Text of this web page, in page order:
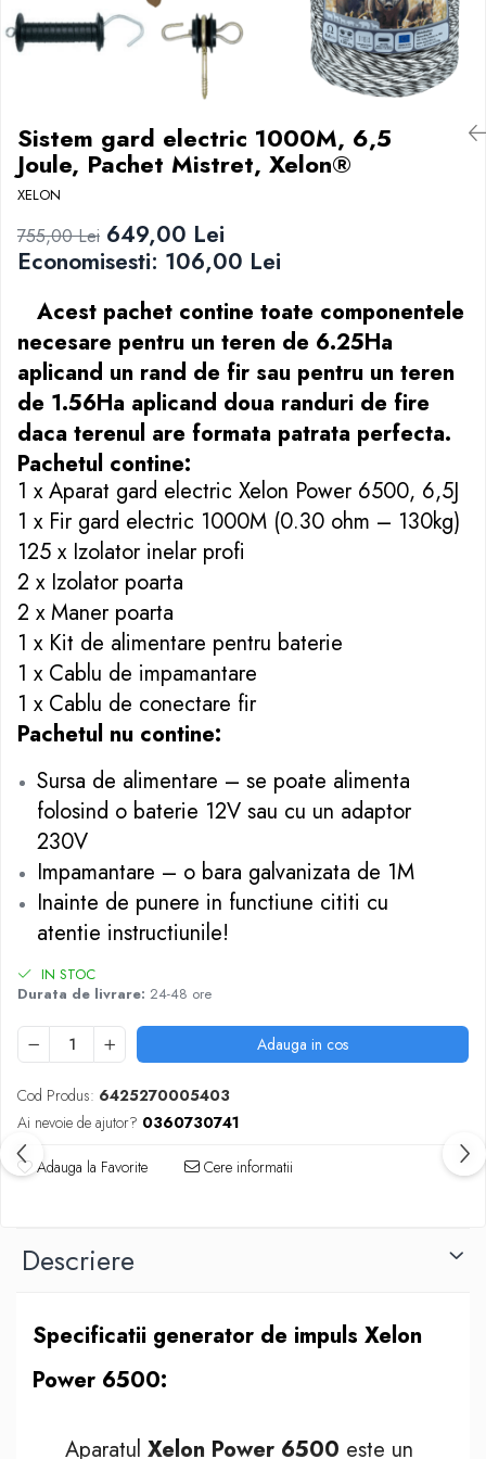
gard viu
Piese motocositoare si fire
Motoferastraie si accesorii
Motoferastraie
Pile si accesorii de ascutit
Sisteme de udare si irigare
Banda picurare
Conectori furtun si aspersoare
Piese pompe de stropit
Pompe de apa si hidrofoare
Pompe de stropit si pulverizatoare
Tub picurare
Uleiuri, piese si consumabile
Unelte de gradinarit
Cazmale si lopeti
Ferastraie de mana
Foarfeci de gradina
Greble
Sape si sapaligi
Unelte mici de mana
Ustensile altoit
Accesorii alaptare miei si iezi
Marcare oi
Cresterea vacilor si a cailor
Accesorii vaci
Adapatoare si piese de schimb
Instrumentar veterinar vaci
Marcare vaci
Produse de muls
Furaje, concentrate si premixuri
Recompense
Rozatoare
Sistem gard electric 1000M, 6,5
Joule, Pachet Mistret, Xelon®
XELON
755,00 Lei 649,00 Lei
Economisesti: 106,00 Lei
Acest pachet contine toate componentele
necesare pentru un teren de 6.25Ha
aplicand un rand de fir sau pentru un teren
de 1.56Ha aplicand doua randuri de fire
daca terenul are formata patrata perfecta.
Pachetul contine:
1 x Aparat gard electric Xelon Power 6500, 6,5J
1 x Fir gard electric 1000M (0.30 ohm – 130kg)
125 x Izolator inelar profi
2 x Izolator poarta
2 x Maner poarta
1 x Kit de alimentare pentru baterie
1 x Cablu de impamantare
1 x Cablu de conectare fir
Pachetul nu contine:
Sursa de alimentare – se poate alimenta
folosind o baterie 12V sau cu un adaptor
230V
Impamantare – o bara galvanizata de 1M
Inainte de punere in functiune cititi cu
atentie instructiunile!
IN STOC
Durata de livrare: 24-48 ore
Adauga in cos
Cod Produs: 6425270005403
Ai nevoie de ajutor? 0360730741
Adauga la Favorite Cere informatii
Descriere
Specificatii generator de impuls Xelon
Power 6500:
Aparatul Xelon Power 6500 este un